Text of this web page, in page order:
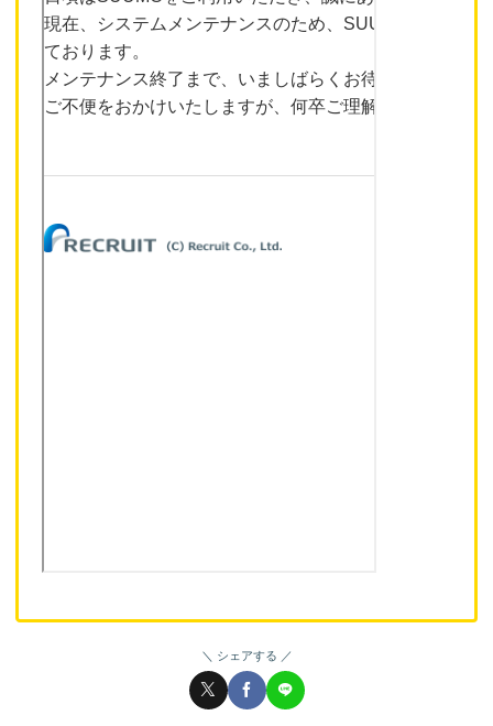
シェアする